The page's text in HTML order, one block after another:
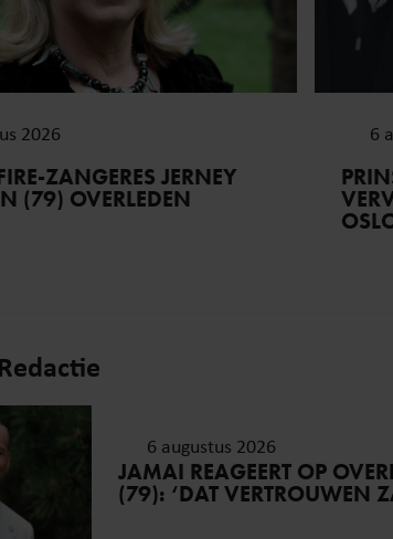
2026
ZANGERES JERNEY
(79) OVERLEDEN
6
6 augustus 2026
JAMAI REAGEERT OP
(79): ‘DAT VERTROUWEN